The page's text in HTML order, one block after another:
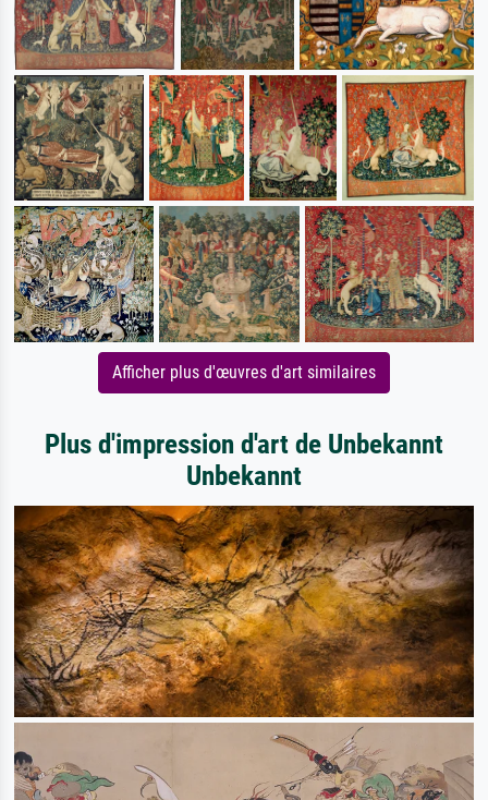
Afficher plus d'œuvres d'art similaires
Plus d'impression d'art de Unbekannt
Unbekannt